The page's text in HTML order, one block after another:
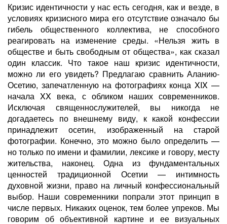
Кризис идентичности у нас есть сегодня, как и везде, в
условиях кризисного мира его отсутствие означало бы
гибель общественного коллектива, не способного
реагировать на изменение среды. «Нельзя жить в
обществе и быть свободным от общества», как сказал
один классик. Что такое наш кризис идентичности,
можно ли его увидеть? Предлагаю сравнить Аланию-
Осетию, запечатленную на фотографиях конца XIX —
начала XX века, с обликом наших современников.
Исключая священнослужителей, вы никогда не
догадаетесь по внешнему виду, к какой конфессии
принадлежит осетин, изображенный на старой
фотографии. Конечно, это можно было определить —
но только по имени и фамилии, лексике и говору, месту
жительства, наконец. Одна из фундаментальных
ценностей традиционной Осетии — интимность
духовной жизни, право на личный конфессиональный
выбор. Наши современники попрали этот принцип в
числе первых. Никаких оценок, тем более упреков. Мы
говорим об объективной картине и ее визуальных